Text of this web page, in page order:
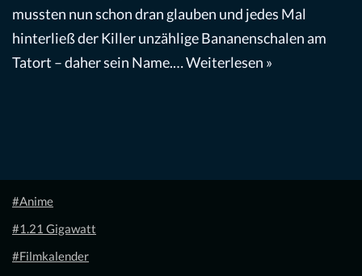
mussten nun schon dran glauben und jedes Mal
hinterließ der Killer unzählige Bananenschalen am
Tatort – daher sein Name.…Weiterlesen »
#Anime
#1.21 Gigawatt
#Filmkalender